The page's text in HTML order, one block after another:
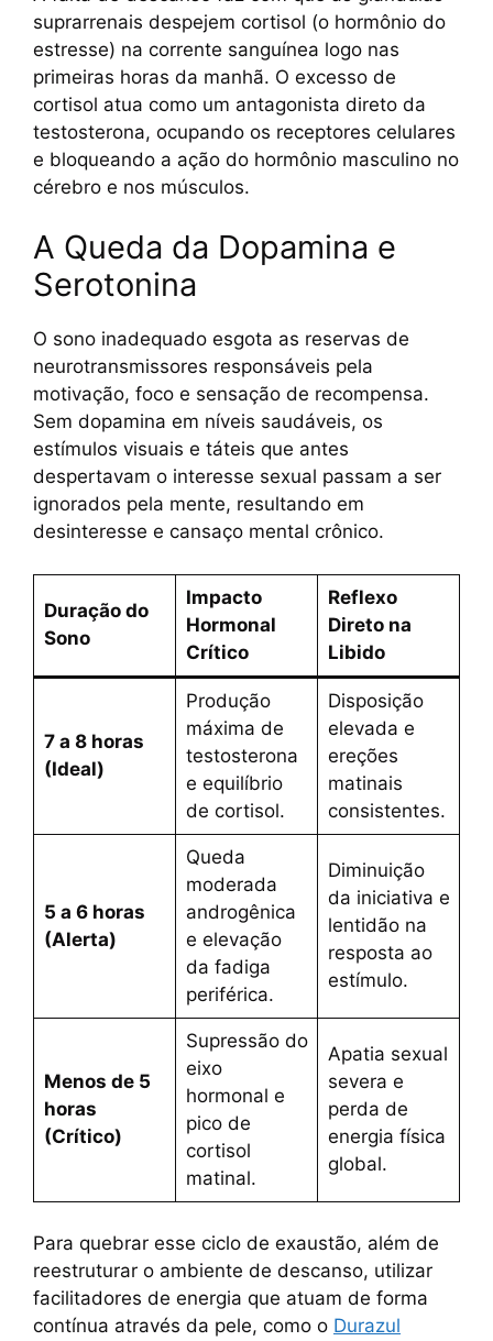
suprarrenais despejem cortisol (o hormônio do
estresse) na corrente sanguínea logo nas
primeiras horas da manhã. O excesso de
cortisol atua como um antagonista direto da
testosterona, ocupando os receptores celulares
e bloqueando a ação do hormônio masculino no
cérebro e nos músculos.
A Queda da Dopamina e
Serotonina
O sono inadequado esgota as reservas de
neurotransmissores responsáveis pela
motivação, foco e sensação de recompensa.
Sem dopamina em níveis saudáveis, os
estímulos visuais e táteis que antes
despertavam o interesse sexual passam a ser
ignorados pela mente, resultando em
desinteresse e cansaço mental crônico.
Duração do
Sono
Impacto
Hormonal
Crítico
Reflexo
Direto na
Libido
7 a 8 horas
(Ideal)
Produção
máxima de
testosterona
e equilíbrio
de cortisol.
Disposição
elevada e
ereções
matinais
consistentes.
5 a 6 horas
(Alerta)
Queda
moderada
androgênica
e elevação
da fadiga
periférica.
Diminuição
da iniciativa e
lentidão na
resposta ao
estímulo.
Menos de 5
horas
(Crítico)
Supressão do
eixo
hormonal e
pico de
cortisol
matinal.
Apatia sexual
severa e
perda de
energia física
global.
Para quebrar esse ciclo de exaustão, além de
reestruturar o ambiente de descanso, utilizar
facilitadores de energia que atuam de forma
contínua através da pele, como o Durazul